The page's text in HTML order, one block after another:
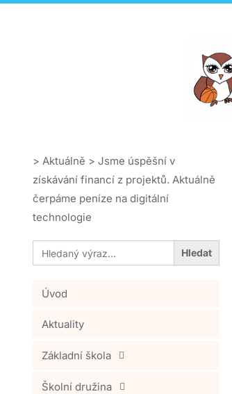
> Aktuálně > Jsme úspěšní v
získávání financí z projektů. Aktuálně
čerpáme peníze na digitální
technologie
Search
for:
Úvod
Aktuality
Základní škola
Školní družina